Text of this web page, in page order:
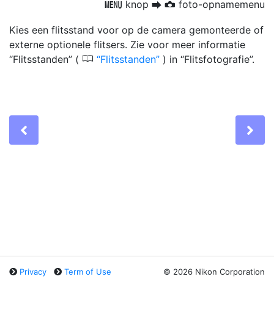
G knop U C foto-opnamemenu
Kies een flitsstand voor op de camera gemonteerde of
externe optionele flitsers. Zie voor meer informatie
“Flitsstanden” ( 0 Flitsstanden ) in “Flitsfotografie”.
Privacy Term of Use © 2026 Nikon Corporation